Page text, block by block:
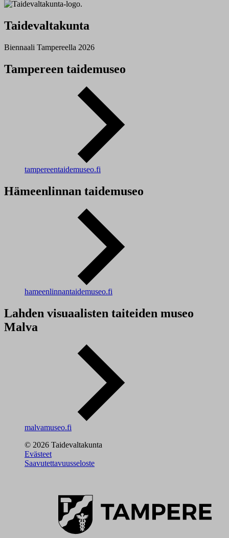
Taidevaltakunta
Biennaali Tampereella 2026
Tampereen taidemuseo
tampereentaidemuseo.fi
Hämeenlinnan taidemuseo
hameenlinnantaidemuseo.fi
Lahden visuaalisten taiteiden museo
Malva
malvamuseo.fi
© 2026 Taidevaltakunta
Evästeet
Saavutettavuusseloste